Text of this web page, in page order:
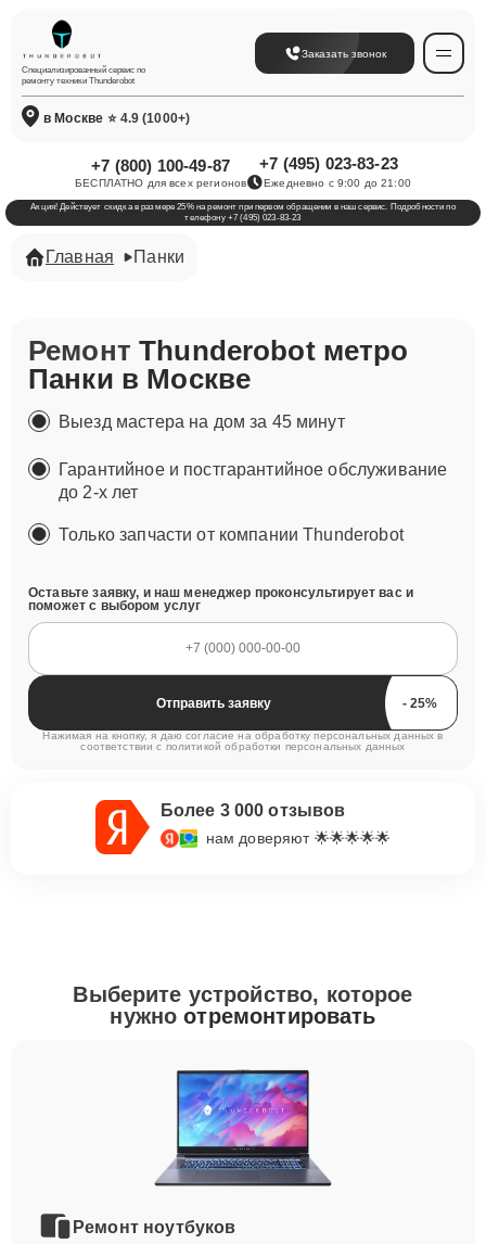
Специализированный сервис по
ремонту техники Thunderobot
Заказать звонок
в Москве ⭐ 4.9 (1000+)
+7 (800) 100-49-87
БЕСПЛАТНО для всех регионов
+7 (495) 023-83-23
Ежедневно с 9:00 до 21:00
Акция! Действует скидка в размере 25% на ремонт при первом обращении в наш сервис. Подробности по
телефону +7 (495) 023-83-23
Главная Панки
РемонтThunderobot метро
Панки в Москве
Выезд мастера на дом за 45 минут
Гарантийное и постгарантийное обслуживание
до 2-х лет
Только запчасти от компании Thunderobot
Оставьте заявку, и наш менеджер проконсультирует вас и
поможет с выбором услуг
Отправить заявку
Нажимая на кнопку, я даю согласие на обработку персональных данных в
соответствии с политикой обработки персональных данных
Более 3 000 отзывов
нам доверяют 🌟🌟🌟🌟🌟
Выберите устройство, которое
нужноотремонтировать
Ремонт ноутбуков